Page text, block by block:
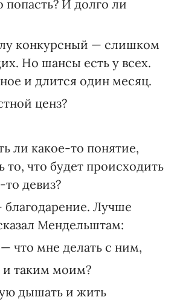
попасть? И долго ли
конкурсный — слишком
Но шансы есть у всех.
и длится один месяц.
ценз?
ли какое-то понятие,
то, что будет происходить
девиз?
Лучше
Мендельштам:
что мне делать с ним,
таким моим?
дышать и жить